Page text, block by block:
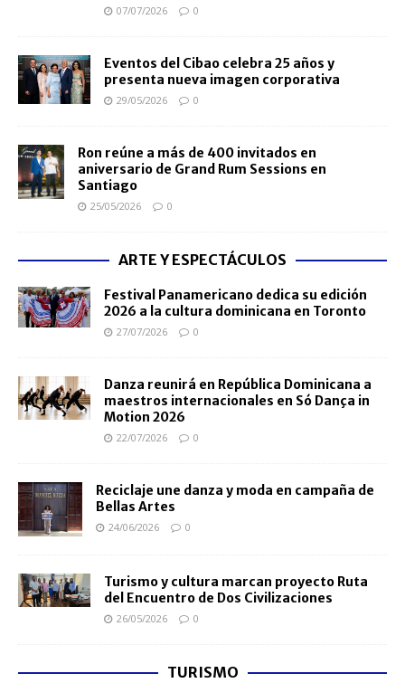
07/07/2026 0
Eventos del Cibao celebra 25 años y
presenta nueva imagen corporativa
29/05/2026 0
Ron reúne a más de 400 invitados en
aniversario de Grand Rum Sessions en
Santiago
25/05/2026 0
ARTE Y ESPECTÁCULOS
Festival Panamericano dedica su edición
2026 a la cultura dominicana en Toronto
27/07/2026 0
Danza reunirá en República Dominicana a
maestros internacionales en Só Dança in
Motion 2026
22/07/2026 0
Reciclaje une danza y moda en campaña de
Bellas Artes
24/06/2026 0
Turismo y cultura marcan proyecto Ruta
del Encuentro de Dos Civilizaciones
26/05/2026 0
TURISMO